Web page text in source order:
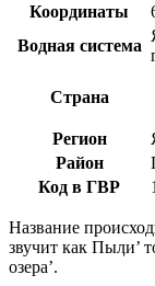
Координаты
Водная система
Страна
Регион
Район
Код в ГВР
Название
звучит как Пыӆи’
озера’.